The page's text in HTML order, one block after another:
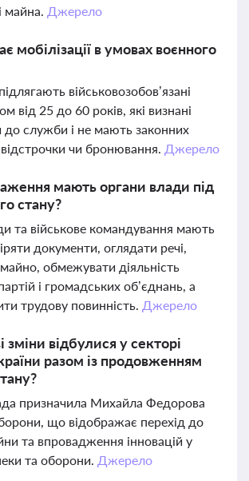
майна. Джерело
мобілізації в умовах воєнного
військовозобов’язані
від 25 до 60 років, які визнані
служби і не мають законних
чи бронювання. Джерело
мають органи влади під
стану?
та військове командування мають
документи, оглядати речі,
обмежувати діяльність
і громадських об’єднань, а
трудову повинність. Джерело
зміни відбулися у секторі
разом із продовженням
призначила Михайла Федорова
що відображає перехід до
та впровадження інновацій у
та оборони. Джерело